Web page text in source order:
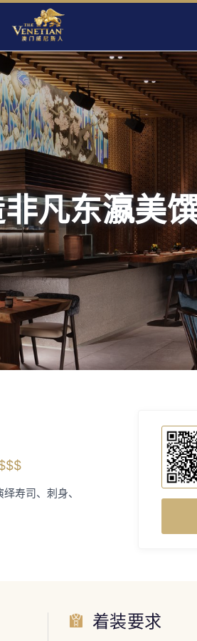
凡东瀛美
寿司、刺身、
着装要求